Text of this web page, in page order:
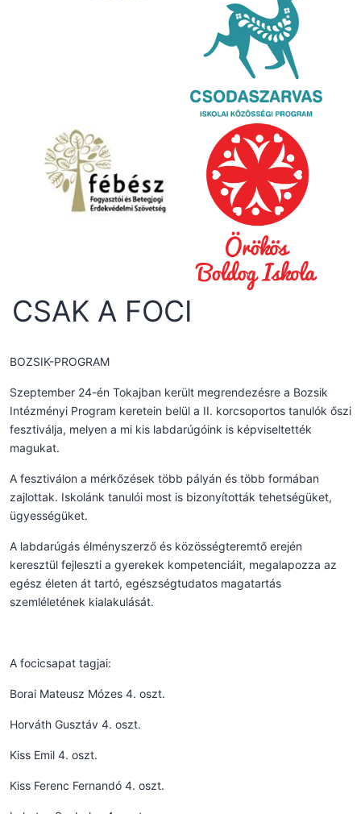
CSAK A FOCI
BOZSIK-PROGRAM
Szeptember 24-én Tokajban került megrendezésre a Bozsik
Intézményi Program keretein belül a II. korcsoportos tanulók őszi
fesztiválja, melyen a mi kis labdarúgóink is képviseltették
magukat.
A fesztiválon a mérkőzések több pályán és több formában
zajlottak. Iskolánk tanulói most is bizonyították tehetségüket,
ügyességüket.
A labdarúgás élményszerző és közösségteremtő erején
keresztül fejleszti a gyerekek kompetenciáit, megalapozza az
egész életen át tartó, egészségtudatos magatartás
szemléletének kialakulását.
A focicsapat tagjai:
Borai Mateusz Mózes 4. oszt.
Horváth Gusztáv 4. oszt.
Kiss Emil 4. oszt.
Kiss Ferenc Fernandó 4. oszt.